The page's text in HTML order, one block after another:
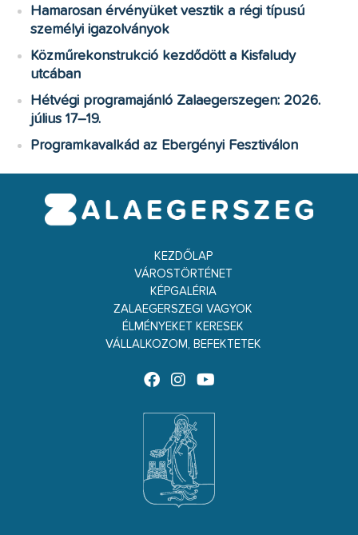
Hamarosan érvényüket vesztik a régi típusú
személyi igazolványok
Közműrekonstrukció kezdődött a Kisfaludy
utcában
Hétvégi programajánló Zalaegerszegen: 2026.
július 17–19.
Programkavalkád az Ebergényi Fesztiválon
KEZDŐLAP
VÁROSTÖRTÉNET
KÉPGALÉRIA
ZALAEGERSZEGI VAGYOK
ÉLMÉNYEKET KERESEK
VÁLLALKOZOM, BEFEKTETEK